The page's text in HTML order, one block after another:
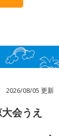
2026/08/05 更新
会うえ